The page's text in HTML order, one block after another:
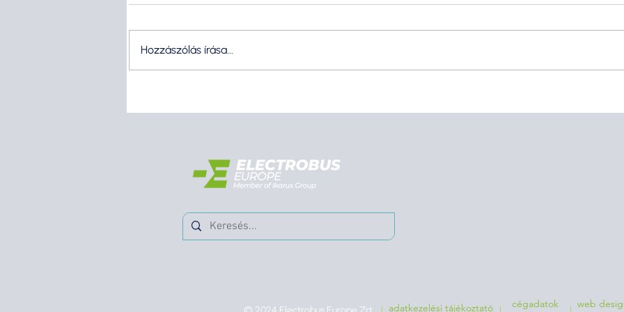
Hozzászólás írása...
adatkezelési tájékoztató cégadatok web